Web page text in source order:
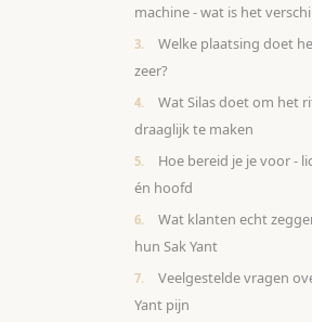
machine - wat is het
Welke plaatsing doet
zeer?
Wat Silas doet om het
draaglijk te maken
Hoe bereid je je voor -
én hoofd
Wat klanten echt
hun Sak Yant
Veelgestelde vragen
Yant pijn